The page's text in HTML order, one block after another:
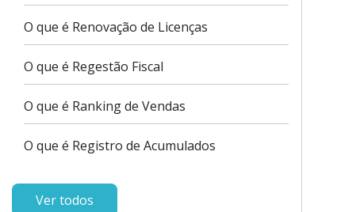
O que é Renovação de Licenças
O que é Regestão Fiscal
O que é Ranking de Vendas
O que é Registro de Acumulados
Ver todos